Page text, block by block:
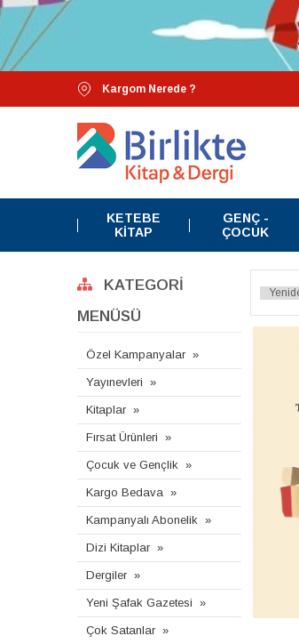
Kargom Nerede ?
KETEBE
KITAP
GENÇ -
ÇOCUK
KATEGORI
MENÜSÜ
Özel Kampanyalar
Yayınevleri
Kitaplar
Fırsat Ürünleri
Çocuk ve Gençlik
Kargo Bedava
Kampanyalı Abonelik
Dizi Kitaplar
Dergiler
Yeni Şafak Gazetesi
Çok Satanlar